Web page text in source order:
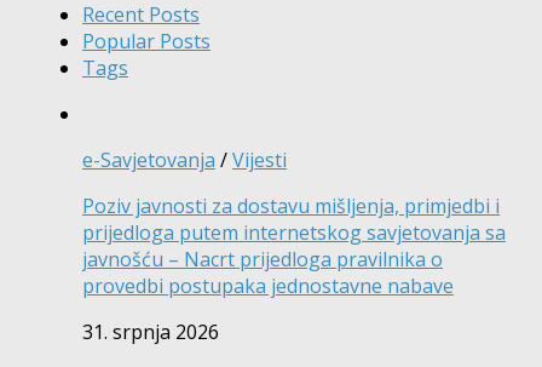
Recent Posts
Popular Posts
Tags
e-Savjetovanja /Vijesti
Poziv javnosti za dostavu mišljenja, primjedbi i
prijedloga putem internetskog savjetovanja sa
javnošću – Nacrt prijedloga pravilnika o
provedbi postupaka jednostavne nabave
31. srpnja 2026